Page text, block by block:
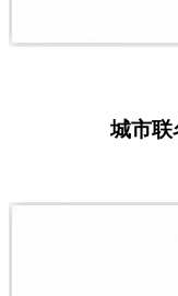
城市联